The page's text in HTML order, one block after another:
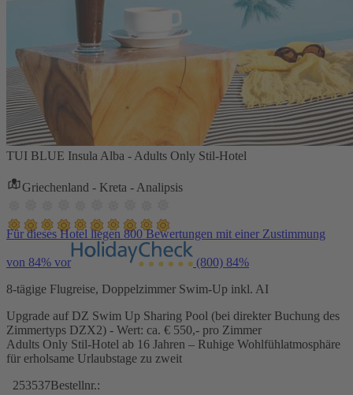
TUI BLUE Insula Alba - Adults Only Stil-Hotel
Griechenland - Kreta - Analipsis
Für dieses Hotel liegen 800 Bewertungen mit einer Zustimmung
von 84% vor (800) 84%
8-tägige Flugreise, Doppelzimmer Swim-Up inkl. AI
Upgrade auf DZ Swim Up Sharing Pool (bei direkter Buchung des
Zimmertyps DZX2) - Wert: ca. € 550,- pro Zimmer
Adults Only Stil-Hotel ab 16 Jahren – Ruhige Wohlfühlatmosphäre
für erholsame Urlaubstage zu zweit
253537Bestellnr.: